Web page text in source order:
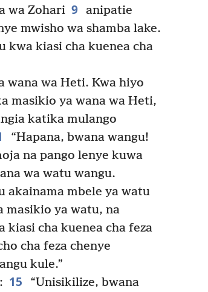
wa Zohari 9 anipatie
mwisho wa shamba lake.
kwa kiasi cha kuenea cha
wana wa Heti. Kwa hiyo
masikio ya wana wa Heti,
katika mulango
“Hapana, bwana wangu!
na pango lenye kuwa
wa watu wangu.
akainama mbele ya watu
masikio ya watu, na
cha kuenea cha feza
cha feza chenye
kule.”
15
“Unisikilize, bwana